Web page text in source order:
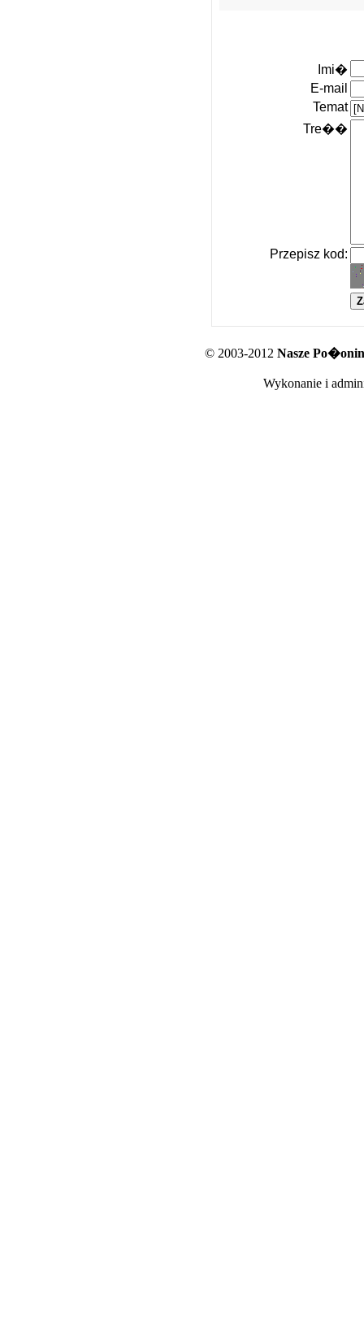
Imi�
E-mail
Temat
Tre��
Przepisz kod:
© 2003-2012 Nasze
Wykonanie i